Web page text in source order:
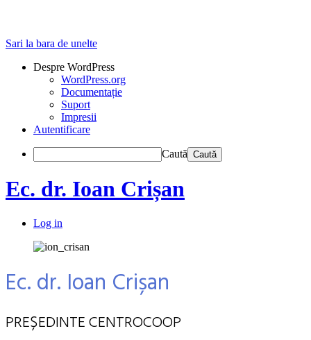
Sari la bara de unelte
Despre WordPress
WordPress.org
Documentație
Suport
Impresii
Autentificare
Caută
Ec. dr. Ioan Crișan
Log in
Ec. dr. Ioan Crișan
PREȘEDINTE CENTROCOOP